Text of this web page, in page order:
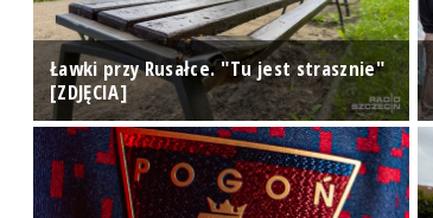
Ławki przy Rusałce. "Tu jest strasznie"
[ZDJĘCIA]